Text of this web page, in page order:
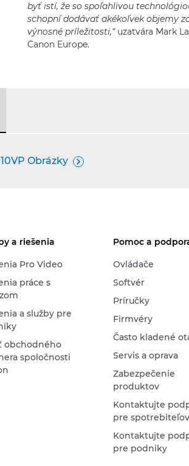
byť istí, že so spoľahlivou
schopní dodávať akékoľvek objemy
výnosné príležitosti,“uzatvára Mark
Canon Europe.
Obrázky 
a riešenia
Pro Video
práce s
a služby pre
obchodného
spoločnosti
Pomoc a
Ovládače
Softvér
Príručky
Firmvéry
Často kladené
Servis a oprava
Zabezpečenie
produktov
Kontaktujte
pre spotrebiteľov
Kontaktujte
pre podniky